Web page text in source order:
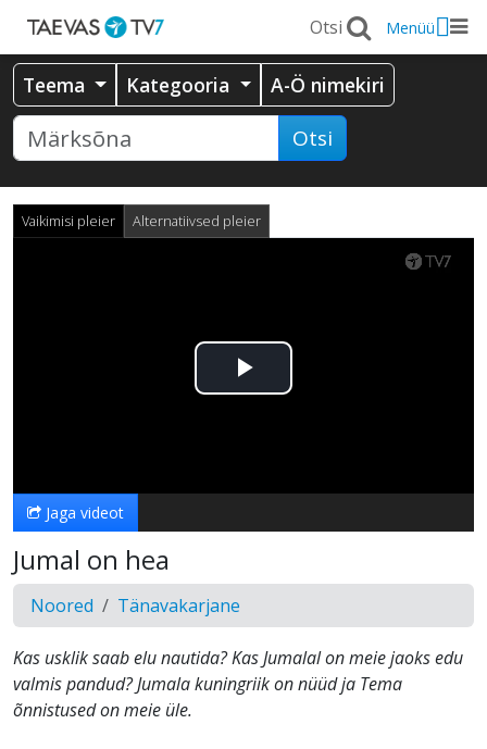
Menüü
Teema Kategooria A-Ö nimekiri
Otsi
Vaikimisi pleier Alternatiivsed pleier
Esita
Jaga videot
Jumal on hea
Noored Tänavakarjane
Kas usklik saab elu nautida? Kas Jumalal on meie jaoks edu
valmis pandud? Jumala kuningriik on nüüd ja Tema
õnnistused on meie üle.